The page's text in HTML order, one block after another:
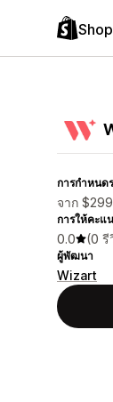
การกำหนด
จาก
การให้คะแ
0.0 (0 รี
ผู้พัฒนา
Wizart